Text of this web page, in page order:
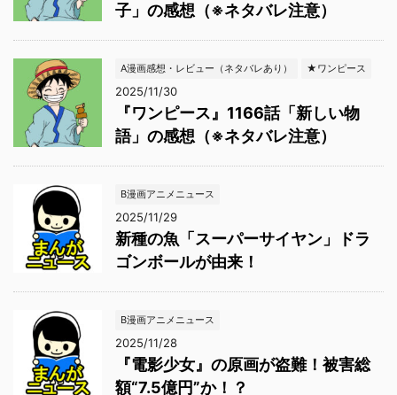
子」の感想（※ネタバレ注意）
A漫画感想・レビュー（ネタバレあり） ★ワンピース
2025/11/30
『ワンピース』1166話「新しい物
語」の感想（※ネタバレ注意）
B漫画アニメニュース
2025/11/29
新種の魚「スーパーサイヤン」ドラ
ゴンボールが由来！
B漫画アニメニュース
2025/11/28
『電影少女』の原画が盗難！被害総
額“7.5億円”か！？